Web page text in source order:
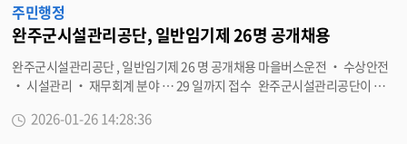
품질이 곧 군민의 신뢰와 직결되는 만큼 직원 한명 한명의 행정업무 역량이 무
엇보다 중요하다 ” 며 “ 앞으로도 실무중심의 교육을 추진하여 공단의 책임행
정 기반을 더욱 탄탄히 하겠다 ” 고 말했다 . 한편 , 공단은 완주군으로부터 올
해 4 개 시설 ( 완주군청소년수련관 , 완주군근로자종합복지관 , 완주국민체육
센터 , 이서문화체육센터 ) 의 수영장 운영을 추가로 위탁받았으며 , 공영마을
의 주요시설 운영을 위해 총력을 다하고 있다 . <담당부서 시설관리공단 270-
주민행정
완주군시설관리공단, 일반임기제 26명 공개채용
완주군시설관리공단 , 일반임기제 26 명 공개채용 마을버스운전 ‧ 수상안전
‧ 시설관리 ‧ 재무회계 분야 … 29 일까지 접수 완주군시설관리공단이 공
직원 26 명을 공개 채용한다 . 이번 채용은 주로 공영마을버스 운전 인력 확충2026-01-26 14:28:36